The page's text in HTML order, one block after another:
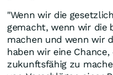
"Wenn wir die
gemacht, wenn wir die
machen und wenn wir
haben wir eine
zukunftsfähig zu